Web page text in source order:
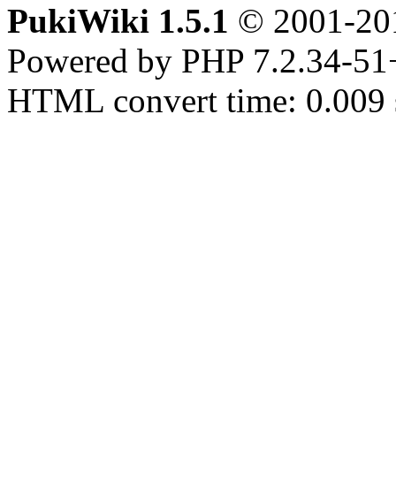
PukiWiki 1.5.1 © 2001-
Powered by PHP 7.2.34-
HTML convert time: 0.009